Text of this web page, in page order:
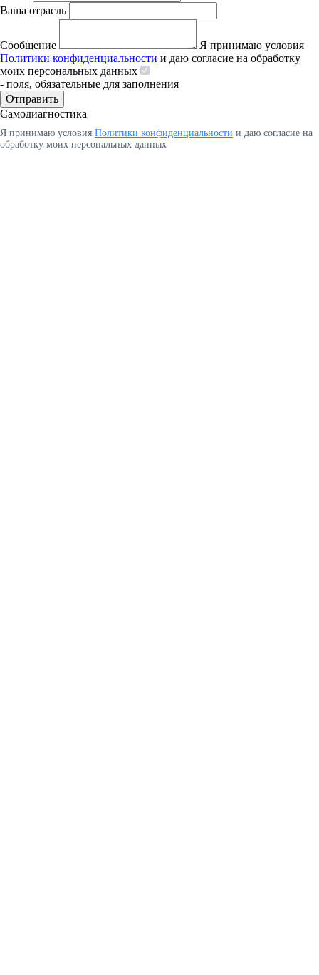
Ваша отрасль
Сообщение
Я принимаю условия
Политики конфиденциальности и даю согласие на обработку
моих персональных данных
- поля, обязательные для заполнения
Отправить
Самодиагностика
Я принимаю условия Политики конфиденциальности и даю согласие на
обработку моих персональных данных